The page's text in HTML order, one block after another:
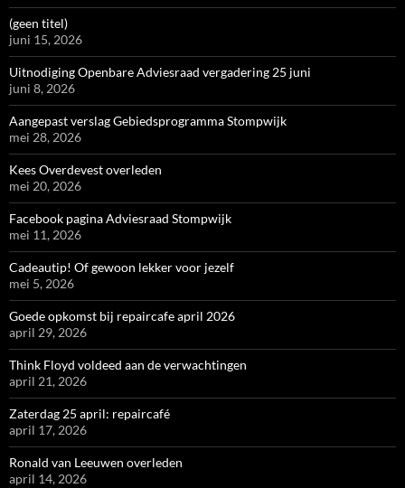
(geen titel)
juni 15, 2026
Uitnodiging Openbare Adviesraad vergadering 25 juni
juni 8, 2026
Aangepast verslag Gebiedsprogramma Stompwijk
mei 28, 2026
Kees Overdevest overleden
mei 20, 2026
Facebook pagina Adviesraad Stompwijk
mei 11, 2026
Cadeautip! Of gewoon lekker voor jezelf
mei 5, 2026
Goede opkomst bij repaircafe april 2026
april 29, 2026
Think Floyd voldeed aan de verwachtingen
april 21, 2026
Zaterdag 25 april: repaircafé
april 17, 2026
Ronald van Leeuwen overleden
april 14, 2026